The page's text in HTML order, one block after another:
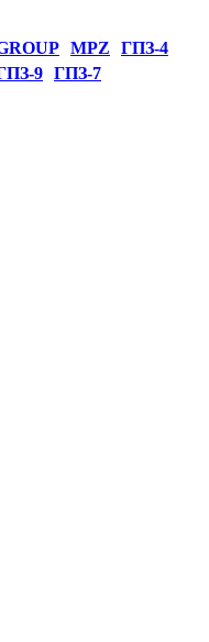
MPZ
ГПЗ-4
9 ГПЗ-7